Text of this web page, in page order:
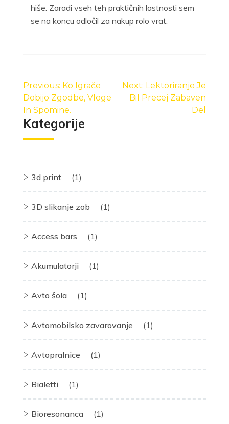
hiše. Zaradi vseh teh praktičnih lastnosti sem
se na koncu odločil za nakup rolo vrat.
prispevka
Previous: Ko Igrače
Dobijo Zgodbe, Vloge
In Spomine.
Next: Lektoriranje Je
Bil Precej Zabaven
Del
Kategorije
3d print (1)
3D slikanje zob (1)
Access bars (1)
Akumulatorji (1)
Avto šola (1)
Avtomobilsko zavarovanje (1)
Avtopralnice (1)
Bialetti (1)
Bioresonanca (1)